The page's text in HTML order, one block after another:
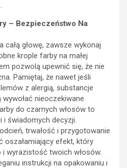
– Bezpieczeństwo Na
całą głowę, zawsze wykonaj
krople farby na małej
pozwolą upewnić się, że nie
Pamiętaj, że nawet jeśli
z alergią, substancje
nieoczekiwane
do czarnych włosów to
i świadomych decyzji.
trwałość i przygotowanie
oszałamiający efekt, który
i wyrazistość twoich włosów.
instrukcji na opakowaniu i